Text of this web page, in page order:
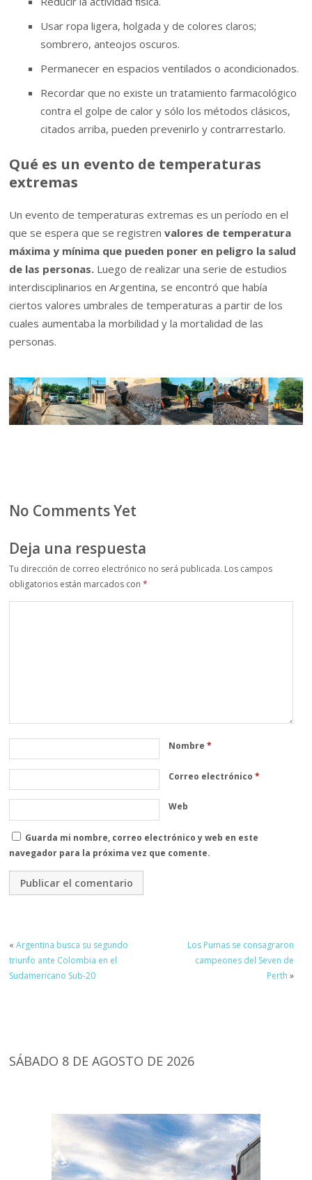
Usar ropa ligera, holgada y de colores claros;
sombrero, anteojos oscuros.
Permanecer en espacios ventilados o acondicionados.
Recordar que no existe un tratamiento farmacológico
contra el golpe de calor y sólo los métodos clásicos,
citados arriba, pueden prevenirlo y contrarrestarlo.
Qué es un evento de temperaturas
extremas
Un evento de temperaturas extremas es un período en el
que se espera que se registrenvalores de temperatura
máxima y mínima que pueden poner en peligro la salud
de las personas. Luego de realizar una serie de estudios
interdisciplinarios en Argentina, se encontró que había
ciertos valores umbrales de temperaturas a partir de los
cuales aumentaba la morbilidad y la mortalidad de las
personas.
No Comments Yet
Deja una respuesta
Tu dirección de correo electrónico no será publicada. Los campos
obligatorios están marcados con*
Nombre*
Correo electrónico*
Web
Guarda mi nombre, correo electrónico y web en este
navegador para la próxima vez que comente.
«Argentina busca su segundo
triunfo ante Colombia en el
Sudamericano Sub-20
Los Pumas se consagraron
campeones del Seven de
Perth »
SÁBADO 8 DE AGOSTO DE 2026